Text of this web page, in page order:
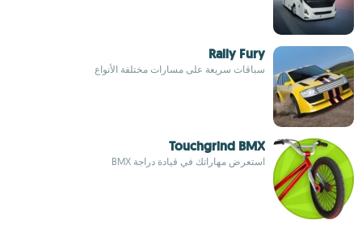
Rally Fury
سباقات سريعة على مسارات مختلفة الأنواع
Touchgrind BMX
استعرض مهاراتك في قيادة دراجة BMX